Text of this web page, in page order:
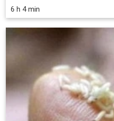
6 h 4 min